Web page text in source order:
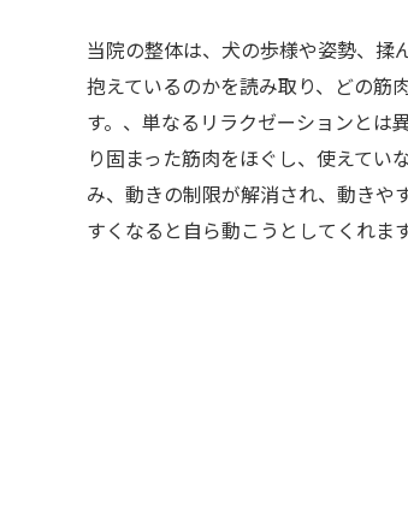
当院の整体は、犬の歩様や姿勢、揉
抱えているのかを読み取り、どの筋
す。、単なるリラクゼーションとは
り固まった筋肉をほぐし、使えてい
み、動きの制限が解消され、動きや
すくなると自ら動こうとしてくれま